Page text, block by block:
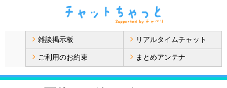
雑談掲示板 リアルタイムチャット
ご利用のお約束 まとめアンテナ